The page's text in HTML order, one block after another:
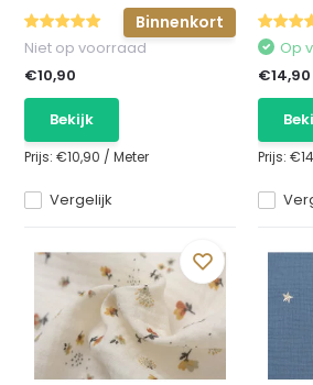
Binnenkort
Vergelijk
Niet op voorraad
€10,90
Bekijk
Prijs:€10,90 /Meter
Op
€14,90
Prijs: